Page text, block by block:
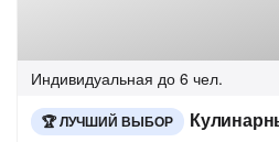
Индивидуальная до 6 чел.
ЛУЧШИЙ ВЫБОР